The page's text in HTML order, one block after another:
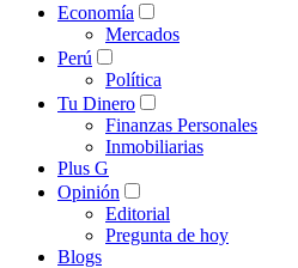
Economía
Mercados
Perú
Política
Tu Dinero
Finanzas Personales
Inmobiliarias
Plus G
Opinión
Editorial
Pregunta de hoy
Blogs